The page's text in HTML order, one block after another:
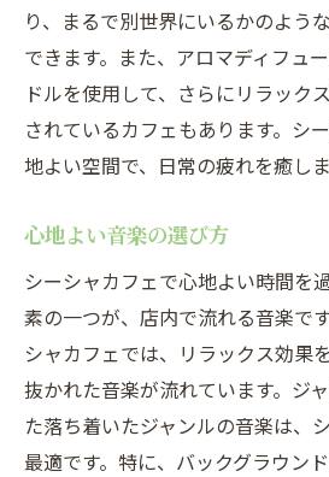
り、まるで別世界にいるかのよう
できます。また、アロマディフュ
ドルを使用して、さらにリラック
されているカフェもあります。シ
地よい空間で、日常の疲れを癒しま
心地よい音楽の選び方
シーシャカフェで心地よい時間を
素の一つが、店内で流れる音楽で
シャカフェでは、リラックス効果
抜かれた音楽が流れています。ジ
た落ち着いたジャンルの音楽は、
最適です。特に、バックグラウン